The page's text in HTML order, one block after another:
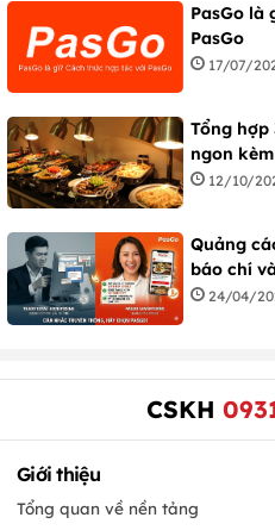
PasGo là
PasGo
17/07/
Tổng hợp
ngon
12/10/
Quảng
báo chí
24/04/
CSKH
Giới thiệu
Tổng quan về nền tảng